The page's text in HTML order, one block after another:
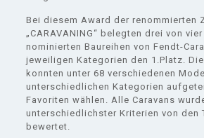
Bei diesem Award der renommierten
„CARAVANING“ belegten drei von
nominierten Baureihen von Fendt-
jeweiligen Kategorien den 1.Platz.
konnten unter 68 verschiedenen
unterschiedlichen Kategorien
Favoriten wählen. Alle Caravans
unterschiedlichster Kriterien von den
bewertet.